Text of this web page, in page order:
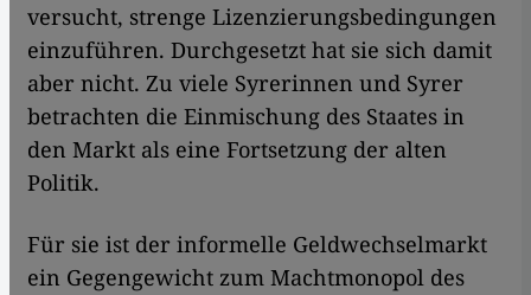
versucht, strenge Lizenzierungsbedingungen
einzuführen. Durchgesetzt hat sie sich damit
aber nicht. Zu viele Syrerinnen und Syrer
betrachten die Einmischung des Staates in
den Markt als eine Fortsetzung der alten
Politik.
Für sie ist der informelle Geldwechselmarkt
ein Gegengewicht zum Machtmonopol des